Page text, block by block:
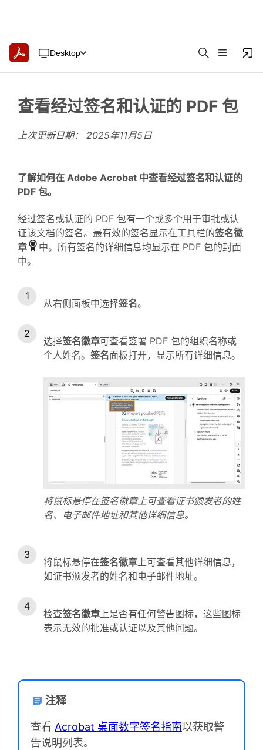
Desktop
查看经过签名和认证的 PDF 包
上次更新日期： 2025年11月5日
了解如何在 Adobe Acrobat 中查看经过签名和认证的
PDF 包。
经过签名或认证的 PDF 包有一个或多个用于审批或认
证该文档的签名。最有效的签名显示在工具栏的签名徽
章
中。所有签名的详细信息均显示在 PDF 包的封面
中。
从右侧面板中选择签名。
选择签名徽章可查看签署 PDF 包的组织名称或
个人姓名。 签名面板打开，显示所有详细信息。
将鼠标悬停在签名徽章上可查看证书颁发者的姓
名、电子邮件地址和其他详细信息。
将鼠标悬停在签名徽章 上可查看其他详细信息，
如证书颁发者的姓名和电子邮件地址。
检查签名徽章 上是否有任何警告图标，这些图标
表示无效的批准或认证以及其他问题。
注释
查看 Acrobat 桌面数字签名指南以获取警
告说明列表。